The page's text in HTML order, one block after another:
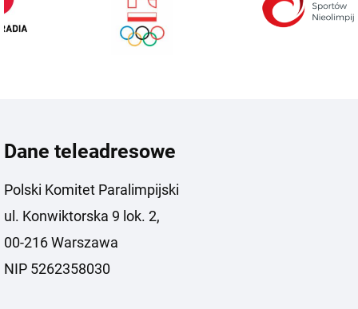
Dane teleadresowe
Polski Komitet Paralimpijski
ul. Konwiktorska 9 lok. 2,
00-216 Warszawa
NIP 5262358030